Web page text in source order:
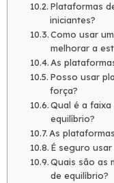
Plataformas
iniciantes?
Como usar
melhorar a
As
Posso usar
força?
Qual é a
equilíbrio?
As
É seguro
Quais são as
de equilíbrio?